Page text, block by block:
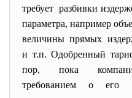
требует разбивки
параметра, например
величины прямых
и т.п. Одобренный
пор, пока
требованием о его